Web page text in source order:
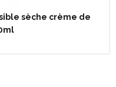
sèche crème de